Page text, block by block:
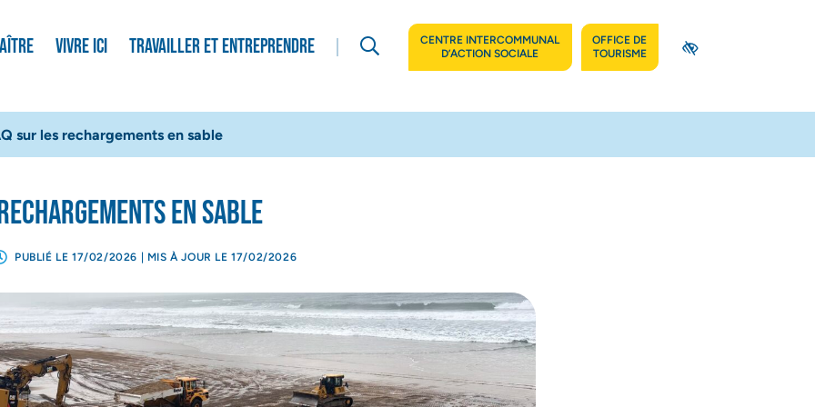
de Communes des Grands Lacs
VIVRE ICI TRAVAILLER ET ENTREPRENDRE RECHERCHER
CENTRE INTERCOMMUNAL
D’ACTION SOCIALE(OUVERTURE DANS UN NOUVEL ONGLET)
OFFICE DE
TOURISME(OUVERTURE DANS UN NOUVEL
ACCESSIBILITÉ
sur les rechargements en sable
en sable
PUBLIÉ LE 17/02/2026 | MIS À JOUR LE17/02/2026